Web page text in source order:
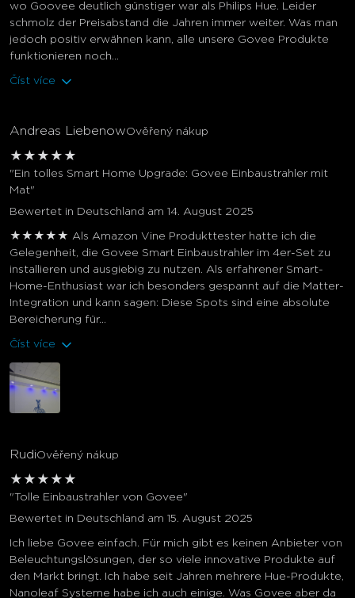
wo Goovee deutlich günstiger war als Philips Hue. Leider
schmolz der Preisabstand die Jahren immer weiter. Was man
jedoch positiv erwähnen kann, alle unsere Govee Produkte
funktionieren noch...
Číst více
Andreas LiebenowOvěřený nákup
★ ★ ★ ★ ★
"Ein tolles Smart Home Upgrade: Govee Einbaustrahler mit
Mat"
Bewertet in Deutschland am 14. August 2025
★★★★★ Als Amazon Vine Produkttester hatte ich die
Gelegenheit, die Govee Smart Einbaustrahler im 4er-Set zu
installieren und ausgiebig zu nutzen. Als erfahrener Smart-
Home-Enthusiast war ich besonders gespannt auf die Matter-
Integration und kann sagen: Diese Spots sind eine absolute
Bereicherung für...
Číst více
RudiOvěřený nákup
★ ★ ★ ★ ★
"Tolle Einbaustrahler von Govee"
Bewertet in Deutschland am 15. August 2025
Ich liebe Govee einfach. Für mich gibt es keinen Anbieter von
Beleuchtungslösungen, der so viele innovative Produkte auf
den Markt bringt. Ich habe seit Jahren mehrere Hue-Produkte,
Nanoleaf Systeme habe ich auch einige. Was Govee aber da